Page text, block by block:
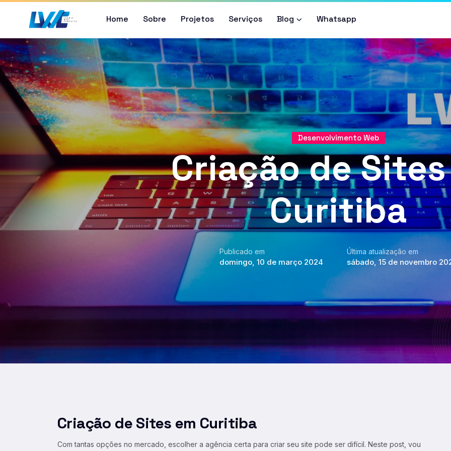
Home Sobre Projetos Serviços Blog Whatsapp
Desenvolvimento Web
Criação de
Curitiba
Publicado em
domingo, 10 de março 2024
Última atualização em
sábado, 15 de novembro
Criação de Sites em Curitiba
Com tantas opções no mercado, escolher a agência certa para criar seu site pode ser difícil. Neste post, vou